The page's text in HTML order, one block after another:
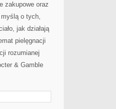
zakupowe oraz
o tych,
jak działają
pielęgnacji
rozumianej
& Gamble